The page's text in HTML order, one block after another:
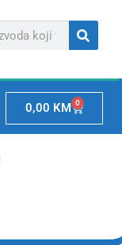
0,00 KM 0